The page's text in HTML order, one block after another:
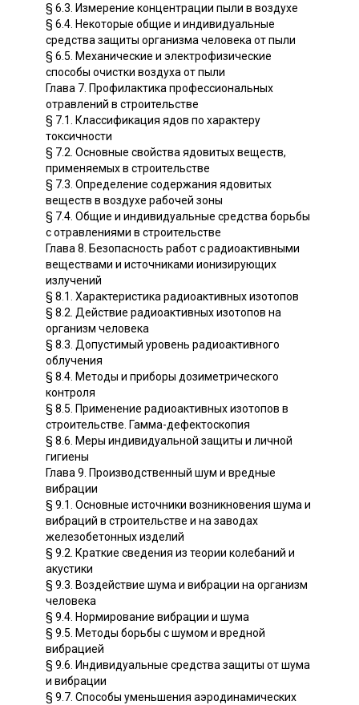
§ 6.3. Измерение концентрации пыли в воздухе
§ 6.4. Некоторые общие и индивидуальные
средства защиты организма человека от пыли
§ 6.5. Механические и электрофизические
способы очистки воздуха от пыли
Глава 7. Профилактика профессиональных
отравлений в строительстве
§ 7.1. Классификация ядов по характеру
токсичности
§ 7.2. Основные свойства ядовитых веществ,
применяемых в строительстве
§ 7.3. Определение содержания ядовитых
веществ в воздухе рабочей зоны
§ 7.4. Общие и индивидуальные средства борьбы
с отравлениями в строительстве
Глава 8. Безопасность работ с радиоактивными
веществами и источниками ионизирующих
излучений
§ 8.1. Характеристика радиоактивных изотопов
§ 8.2. Действие радиоактивных изотопов на
организм человека
§ 8.3. Допустимый уровень радиоактивного
облучения
§ 8.4. Методы и приборы дозиметрического
контроля
§ 8.5. Применение радиоактивных изотопов в
строительстве. Гамма-дефектоскопия
§ 8.6. Меры индивидуальной защиты и личной
гигиены
Глава 9. Производственный шум и вредные
вибрации
§ 9.1. Основные источники возникновения шума и
вибраций в строительстве и на заводах
железобетонных изделий
§ 9.2. Краткие сведения из теории колебаний и
акустики
§ 9.3. Воздействие шума и вибрации на организм
человека
§ 9.4. Нормирование вибрации и шума
§ 9.5. Методы борьбы с шумом и вредной
вибрацией
§ 9.6. Индивидуальные средства защиты от шума
и вибрации
§ 9.7. Способы уменьшения аэродинамических